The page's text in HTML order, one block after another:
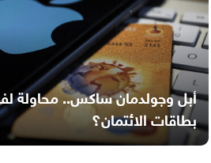
أبل وجولدمان ساكس.. محاولة
بطاقات الائتمان؟